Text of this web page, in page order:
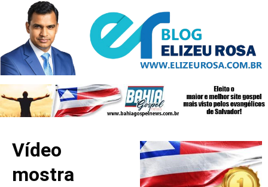
Vídeo
mostra